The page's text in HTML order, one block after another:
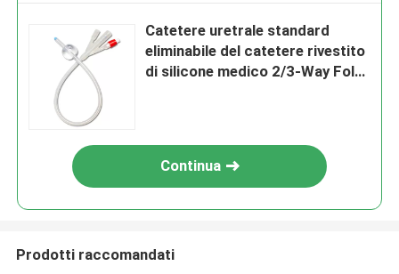
Catetere uretrale standard
eliminabile del catetere rivestito
di silicone medico 2/3-Way Foley
Continua
Prodotti raccomandati